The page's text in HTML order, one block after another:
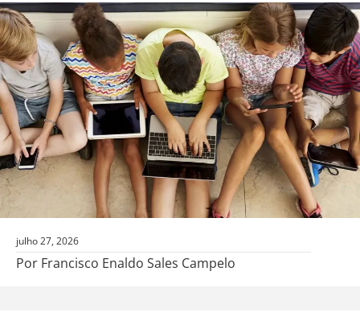
julho 27, 2026
Por Francisco Enaldo Sales Campelo